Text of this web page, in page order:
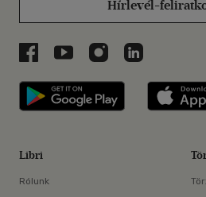
Hírlevél-
Libri a Facebookon
Libri a Youtube-on
Libri azLibri a
Libri
Libri
Rólunk